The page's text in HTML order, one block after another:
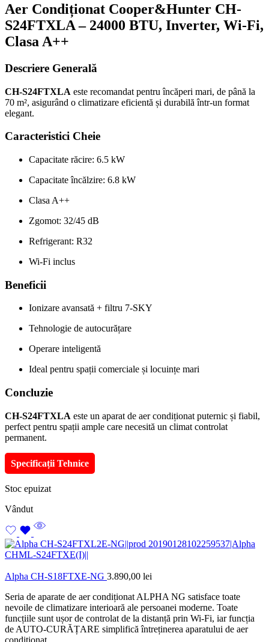
Aer Condiționat Cooper&Hunter CH-
S24FTXLA – 24000 BTU, Inverter, Wi-Fi,
Clasa A++
Descriere Generală
CH-S24FTXLA este recomandat pentru încăperi mari, de până la
70 m², asigurând o climatizare eficientă și durabilă într-un format
elegant.
Caracteristici Cheie
Capacitate răcire: 6.5 kW
Capacitate încălzire: 6.8 kW
Clasa A++
Zgomot: 32/45 dB
Refrigerant: R32
Wi-Fi inclus
Beneficii
Ionizare avansată + filtru 7-SKY
Tehnologie de autocurățare
Operare inteligentă
Ideal pentru spații comerciale și locuințe mari
Concluzie
CH-S24FTXLA este un aparat de aer condiționat puternic și fiabil,
perfect pentru spații ample care necesită un climat controlat
permanent.
Specificații Tehnice
Stoc epuizat
Vândut
Alpha CH-S18FTXE-NG 3.890,00 lei
Seria de aparate de aer condiționat ALPHA NG satisface toate
nevoile de climatizare interioară ale persoanei moderne. Toate
funcțiile sunt ușor de controlat de la distanță prin Wi-Fi, iar funcția
de AUTO-CURĂȚARE simplifică întreținerea aparatului de aer
condiționat.